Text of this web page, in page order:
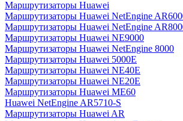
Маршрутизаторы Huawei
Маршрутизаторы Huawei NetEngine
Маршрутизаторы Huawei NetEngine
Маршрутизаторы Huawei NE9000
Маршрутизаторы Huawei NetEngine 8000
Маршрутизаторы Huawei 5000E
Маршрутизаторы Huawei NE40E
Маршрутизаторы Huawei NE20E
Маршрутизаторы Huawei ME60
Huawei NetEngine AR5710-S
Маршрутизаторы Huawei AR